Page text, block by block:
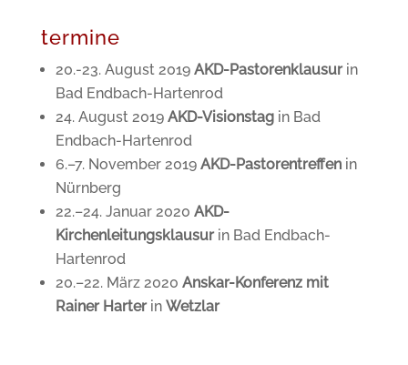
termine
20.-23. August 2019 AKD-Pastorenklausur in
Bad Endbach-Hartenrod
24. August 2019 AKD-Visionstag in Bad
Endbach-Hartenrod
6.–7. November 2019 AKD-Pastorentreffen in
Nürnberg
22.–24. Januar 2020 AKD-
Kirchenleitungsklausur in Bad Endbach-
Hartenrod
20.–22. März 2020 Anskar-Konferenz mit
Rainer Harter in Wetzlar